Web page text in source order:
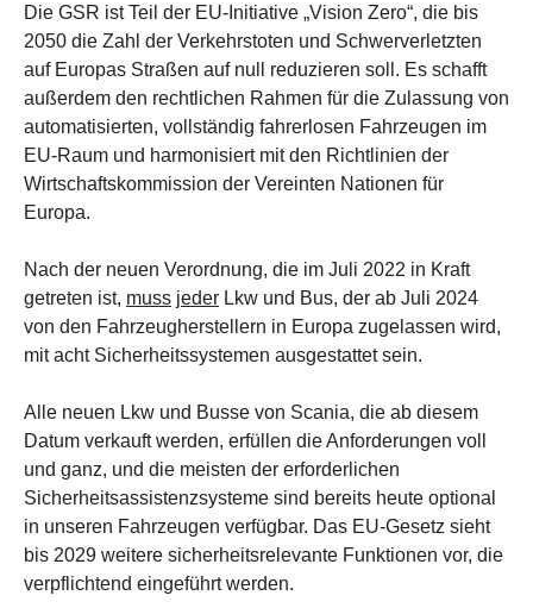
Die GSR ist Teil der EU-Initiative „Vision Zero“, die bis
2050 die Zahl der Verkehrstoten und Schwerverletzten
auf Europas Straßen auf null reduzieren soll. Es schafft
außerdem den rechtlichen Rahmen für die Zulassung von
automatisierten, vollständig fahrerlosen Fahrzeugen im
EU-Raum und harmonisiert mit den Richtlinien der
Wirtschaftskommission der Vereinten Nationen für
Europa.
Nach der neuen Verordnung, die im Juli 2022 in Kraft
getreten ist, muss jeder Lkw und Bus, der ab Juli 2024
von den Fahrzeugherstellern in Europa zugelassen wird,
mit acht Sicherheitssystemen ausgestattet sein.
Alle neuen Lkw und Busse von Scania, die ab diesem
Datum verkauft werden, erfüllen die Anforderungen voll
und ganz, und die meisten der erforderlichen
Sicherheitsassistenzsysteme sind bereits heute optional
in unseren Fahrzeugen verfügbar. Das EU-Gesetz sieht
bis 2029 weitere sicherheitsrelevante Funktionen vor, die
verpflichtend eingeführt werden.